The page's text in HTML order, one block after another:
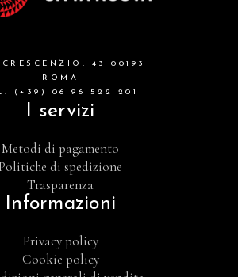
43 00193
ROMA
(+39) 06 96 522 201
I servizi
Metodi di pagamento
di spedizione
Trasparenza
Informazioni
Privacy policy
Cookie policy